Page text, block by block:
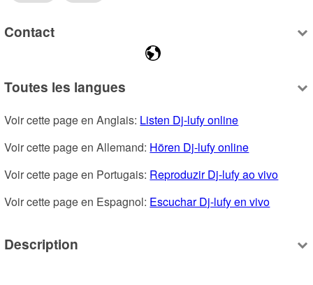
Contact
Toutes les langues
Voir cette page en Anglais: Listen Dj-lufy online
Voir cette page en Allemand: Hören Dj-lufy online
Voir cette page en Portugais: Reproduzir Dj-lufy ao vivo
Voir cette page en Espagnol: Escuchar Dj-lufy en vivo
Description